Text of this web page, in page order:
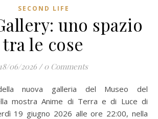
SECOND LIFE
uno spazio
tra le cose
18/06/2026 / 0 Comments
mostra Anime di Terra e di Luce di
19 giugno 2026 alle ore 22:00, nella